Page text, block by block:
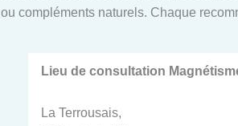
ou compléments naturels. Chaque
Lieu de consultation
La Terrousais,